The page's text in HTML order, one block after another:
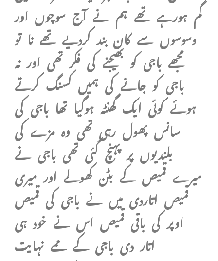
گم ہورہے تھے ہم نے آج سوچوں اور
وسوسوں سے کان بند کردیے تھے نا تو
مجھے باجی کو بھیجنے کی فکر تھی اور نہ
باجی کو جانے کی ہمیں کسنگ کرتے
ہوئے کوئی ایک گھنٹہ ہوگیا تھا باجی کی
سانس پھول رہی تھی وہ مزے کی
بلندیوں پر پہنچ گئی تھی باجی نے
میرے قمیص کے بٹن کھولے اور میری
قمیص اتاردی میں نے باجی کی قمیص
اوپر کی باقی قمیص اس نے خود ہی
اتار دی باجی کے ممے نہایت